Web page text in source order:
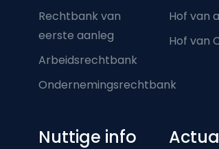
Rechtbank van
eerste aanleg
Arbeidsrechtbank
Ondernemingsrechtbank
Hof van
Hof van
Nuttige info